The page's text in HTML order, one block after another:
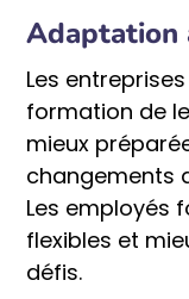
Adaptation
Les
formation de
mieux
changements
Les employés
flexibles et
défis.